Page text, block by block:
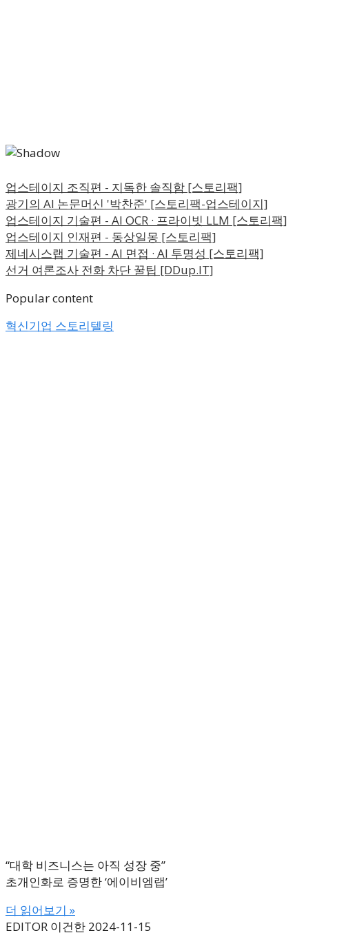
업스테이지 조직편 - 지독한 솔직함 [스토리팩]
광기의 AI 논문머신 '박찬준' [스토리팩-업스테이지]
업스테이지 기술편 - AI OCR · 프라이빗 LLM [스토리팩]
업스테이지 인재편 - 동상일몽 [스토리팩]
제네시스랩 기술편 - AI 면접 · AI 투명성 [스토리팩]
선거 여론조사 전화 차단 꿀팁 [DDup.IT]
Popular content
혁신기업 스토리텔링
“대학 비즈니스는 아직 성장 중”
초개인화로 증명한 ‘에이비엠랩’
더 읽어보기 »
EDITOR 이건한 2024-11-15